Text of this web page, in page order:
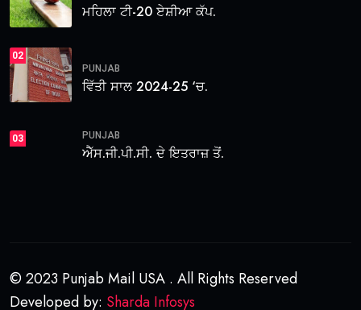
ਮਹਿਲਾ ਟੀ-20 ਏਸ਼ੀਆ ਕੱਪ.
02
PUNJAB
ਵਿੱਤੀ ਸਾਲ 2024-25 ‘ਚ.
03 PUNJAB
ਐੱਸ.ਜੀ.ਪੀ.ਸੀ. ਦੇ ਇਤਰਾਜ਼ ਤੋਂ.
© 2023 Punjab Mail USA . All Rights Reserved
Developed by: Sharda Infosys